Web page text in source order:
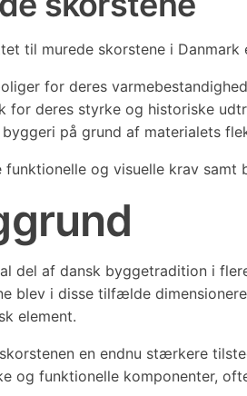
til murede skorstene i Danmark
for deres
for deres styrke og historiske
på grund af materialets
og visuelle krav samt
del af dansk byggetradition i
blev i disse tilfælde
element.
en endnu stærkere
og funktionelle komponenter,